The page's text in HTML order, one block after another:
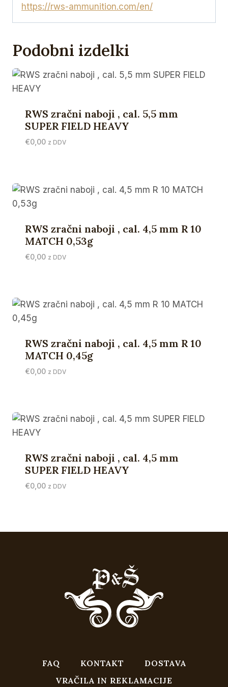
RANGE
količina
https://rws-ammunition.com/en/
Podobni izdelki
RWS zračni naboji , cal. 5,5 mm
SUPER FIELD HEAVY
€0,00 z DDV
RWS zračni naboji , cal. 4,5 mm R 10
MATCH 0,53g
€0,00 z DDV
RWS zračni naboji , cal. 4,5 mm R 10
MATCH 0,45g
€0,00 z DDV
RWS zračni naboji , cal. 4,5 mm
SUPER FIELD HEAVY
€0,00 z DDV
FAQ KONTAKT
DOSTAVA
VRAČILA IN REKLAMACIJE